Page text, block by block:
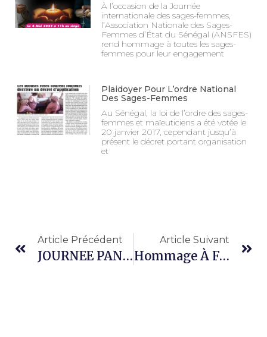
À l’occasion de la Journée
internationale des sages-femmes,
l’Association Nationale des Sages-
Femmes d’État du Sénégal (ANSFES)
rend hommage à toutes les sages-
femmes pour leur engagement
Plaidoyer Pour L’ordre National
Des Sages-Femmes
Au Sénégal, la loi de l’ordre des sages-
femmes et maïeuticiens a été votée le
20 janvier 2017, cependant jusqu’à
présent le décret portant organisation
et
Article Précédent
JOURNEE PANAFRICAINE DE LA FEMME
Article Suivant
Hommage À Feue Madame Amassaïde DIOP